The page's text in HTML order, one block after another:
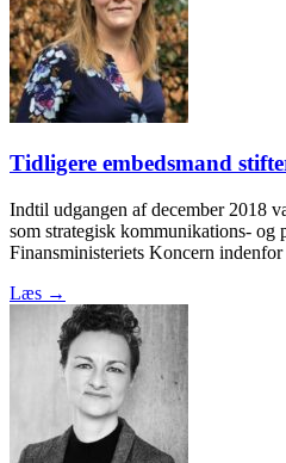
Tidligere embedsmand
Indtil udgangen af december 2018
som strategisk kommunikations- og
Finansministeriets Koncern
Læs →